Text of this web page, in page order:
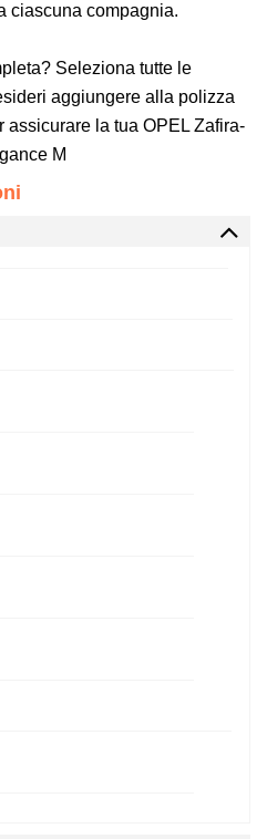
ciascuna compagnia.
Seleziona tutte le
aggiungere alla polizza
assicurare la tua OPEL Zafira-
M